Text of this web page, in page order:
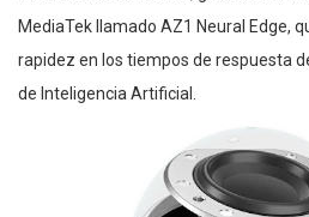
MediaTek llamado AZ1 Neural Edge,
rapidez en los tiempos de respuesta
de Inteligencia Artificial.